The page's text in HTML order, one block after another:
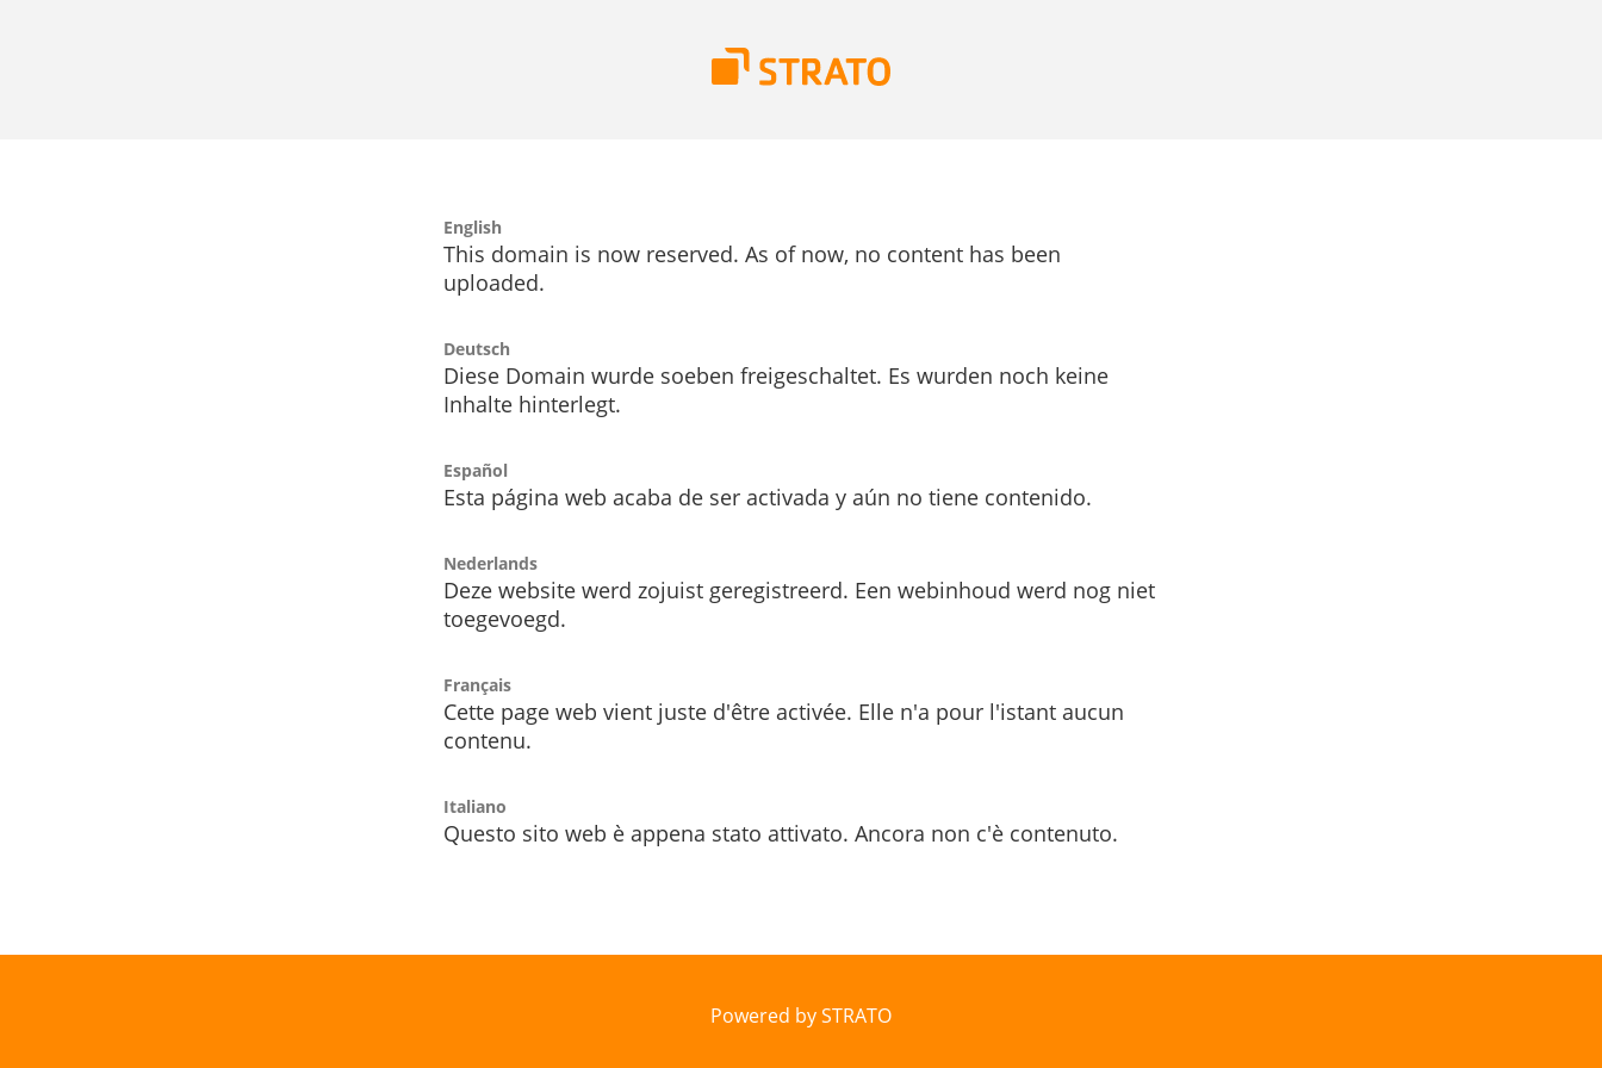
English
This domain is now reserved. As of now, no content has been
uploaded.
Deutsch
Diese Domain wurde soeben freigeschaltet. Es wurden noch keine
Inhalte hinterlegt.
Español
Esta página web acaba de ser activada y aún no tiene contenido.
Nederlands
Deze website werd zojuist geregistreerd. Een webinhoud werd nog niet
toegevoegd.
Français
Cette page web vient juste d'être activée. Elle n'a pour l'istant aucun
contenu.
Italiano
Questo sito web è appena stato attivato. Ancora non c'è contenuto.
Powered by STRATO